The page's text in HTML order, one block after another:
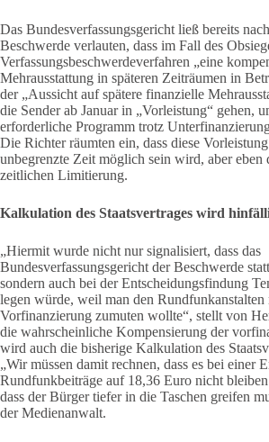
Das Bundesverfassungsgericht ließ bereits
Beschwerde verlauten, dass im Fall des
Verfassungsbeschwerdeverfahren „eine
Mehrausstattung in späteren Zeiträumen in
der „Aussicht auf spätere finanzielle
die Sender ab Januar in „Vorleistung“ gehen,
erforderliche Programm trotz
Die Richter räumten ein, dass diese
unbegrenzte Zeit möglich sein wird, aber eben
zeitlichen Limitierung.
Kalkulation des Staatsvertrages wird
„Hiermit wurde nicht nur signalisiert, dass das
Bundesverfassungsgericht der Beschwerde
sondern auch bei der Entscheidungsfindung
legen würde, weil man den
Vorfinanzierung zumuten wollte“, stellt von
die wahrscheinliche Kompensierung der
wird auch die bisherige Kalkulation des
„Wir müssen damit rechnen, dass es bei einer
Rundfunkbeiträge auf 18,36 Euro nicht
dass der Bürger tiefer in die Taschen greifen
der Medienanwalt.